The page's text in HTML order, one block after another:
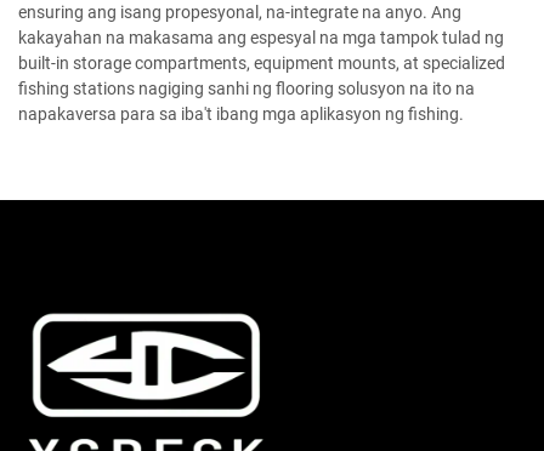
ensuring ang isang propesyonal, na-integrate na anyo. Ang
kakayahan na makasama ang espesyal na mga tampok tulad ng
built-in storage compartments, equipment mounts, at specialized
fishing stations nagiging sanhi ng flooring solusyon na ito na
napakaversa para sa iba't ibang mga aplikasyon ng fishing.